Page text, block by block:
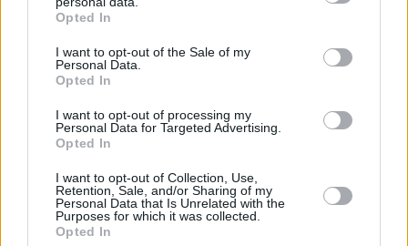
grant or deny consent to Google and its third-party tags to
use your data for below specified purposes in below Google
consent section.
Opted In
I want to opt-out of the Sale of my
Personal Data.
Opted In
I want to opt-out of processing my
Personal Data for Targeted Advertising.
Opted In
I want to opt-out of Collection, Use,
Retention, Sale, and/or Sharing of my
Personal Data that Is Unrelated with the
Purposes for which it was collected.
Opted In
των καιρικών συνθηκών